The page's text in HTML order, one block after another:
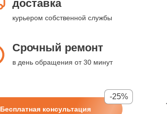
доставка
курьером собственной службы
Срочный ремонт
в день обращения от 30 минут
Бесплатная консультация
-25%